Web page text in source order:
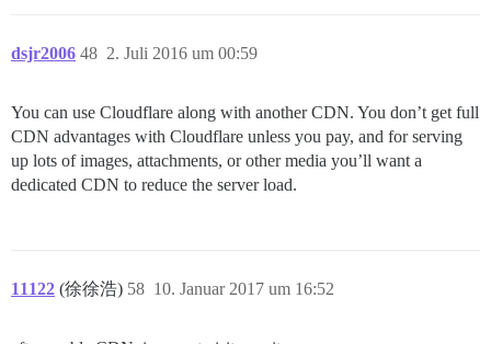
dsjr2006 2. Juli 2016 um 00:59
48
You can use Cloudflare along with another CDN. You don’t get full
CDN advantages with Cloudflare unless you pay, and for serving
up lots of images, attachments, or other media you’ll want a
dedicated CDN to reduce the server load.
11122 (徐徐浩) 10. Januar 2017 um 16:52
58